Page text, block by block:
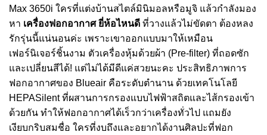
Max 3650i ใครที่แต่งบ้านสไตล์มินิมอลหรือมูจิ แล้วกำลังมอง
หา เครื่องฟอกอากาศ ยี่ห้อไหนดี ที่วางแล้วไม่ขัดตา ต้องหลง
รักรุ่นนี้แน่นอนค่ะ เพราะเขาออกแบบมาให้เหมือน
เฟอร์นิเจอร์ชิ้นงาม ตัวเครื่องหุ้มด้วยผ้า (Pre-filter) ที่ถอดซัก
และเปลี่ยนสีได้! แต่ไม่ได้มีดีแค่สวยนะคะ ประสิทธิภาพการ
ฟอกอากาศของ Blueair คือระดับตำนาน ด้วยเทคโนโลยี
HEPASilent ที่ผสานการกรองแบบไฟฟ้าสถิตและไส้กรองเข้า
ด้วยกัน ทำให้ฟอกอากาศได้เร็วกว่าเครื่องทั่วไป แถมยัง
เงียบกริบสมชื่อ ใครที่งบถึงและอยากได้งานศิลปะที่ฟอก